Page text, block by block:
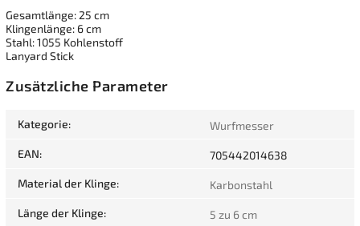
Gesamtlänge: 25 cm
Klingenlänge: 6 cm
Stahl: 1055 Kohlenstoff
Lanyard Stick
Zusätzliche Parameter
Kategorie: Wurfmesser
EAN: 705442014638
Material der Klinge: Karbonstahl
Länge der Klinge: 5 zu 6 cm